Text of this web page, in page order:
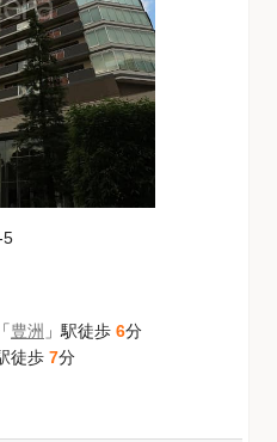
5
「豊洲 」駅徒歩 6分
徒歩 7分